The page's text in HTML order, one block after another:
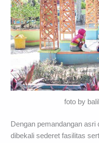
foto by
Dengan pemandangan
dibekali sederet fasilitas